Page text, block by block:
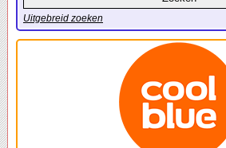
Uitgebreid zoeken